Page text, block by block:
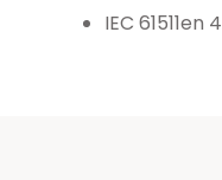
IEC